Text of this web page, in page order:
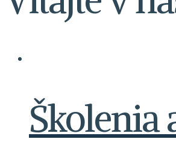
Školenia